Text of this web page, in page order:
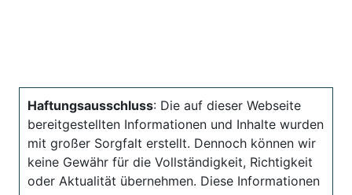
Haftungsausschluss: Die auf dieser Webseite
bereitgestellten Informationen und Inhalte wurden
mit großer Sorgfalt erstellt. Dennoch können wir
keine Gewähr für die Vollständigkeit, Richtigkeit
oder Aktualität übernehmen. Diese Informationen